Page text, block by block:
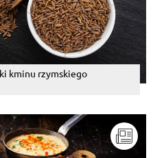
kminu rzymskiego